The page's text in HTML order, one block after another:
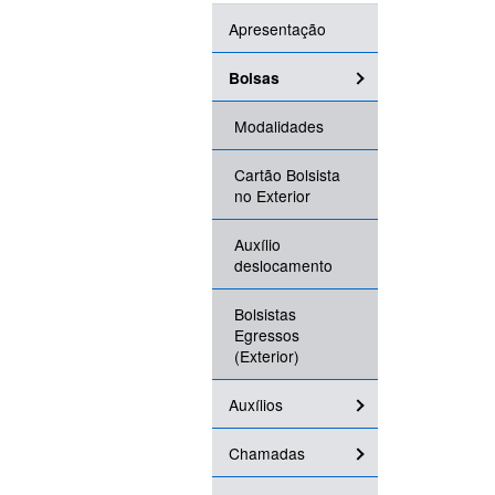
Apresentação
Bolsas
Modalidades
Cartão Bolsista
no Exterior
Auxílio
deslocamento
Bolsistas
Egressos
(Exterior)
Auxílios
Chamadas